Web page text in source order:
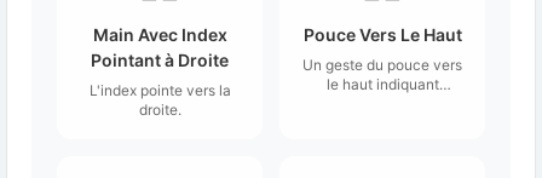
Main Avec Index
Pointant à Droite
L'index pointe vers la
droite.
Pouce Vers Le Haut
Un geste du pouce vers
le haut indiquant